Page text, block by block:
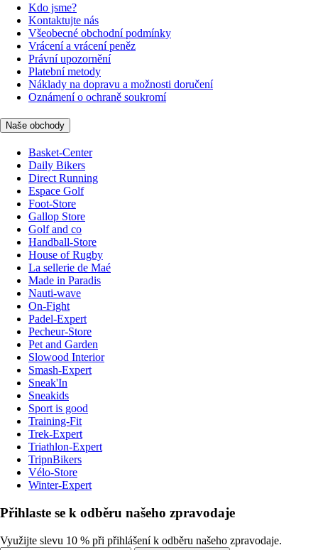
Kdo jsme?
Kontaktujte nás
Všeobecné obchodní podmínky
Vrácení a vrácení peněz
Právní upozornění
Platební metody
Náklady na dopravu a možnosti doručení
Oznámení o ochraně soukromí
Naše obchody
Basket-Center
Daily Bikers
Direct Running
Espace Golf
Foot-Store
Gallop Store
Golf and co
Handball-Store
House of Rugby
La sellerie de Maé
Made in Paradis
Nauti-wave
On-Fight
Padel-Expert
Pecheur-Store
Pet and Garden
Slowood Interior
Smash-Expert
Sneak'In
Sneakids
Sport is good
Training-Fit
Trek-Expert
Triathlon-Expert
TripnBikers
Vélo-Store
Winter-Expert
Přihlaste se k odběru našeho zpravodaje
Využijte slevu 10 % při přihlášení k odběru našeho zpravodaje.